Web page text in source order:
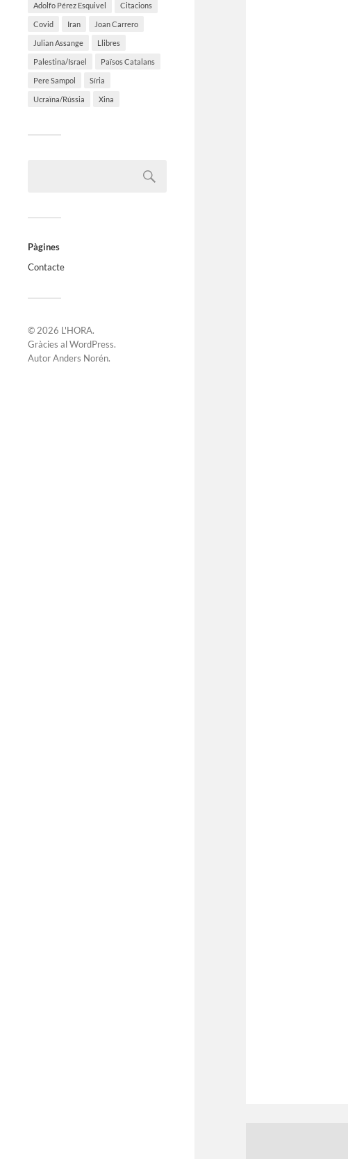
Adolfo Pérez Esquivel Citacions
Covid Iran Joan Carrero
Julian Assange Llibres
Palestina/Israel Països Catalans
Pere Sampol Síria
Ucraïna/Rússia Xina
Pàgines
Contacte
© 2026 L'HORA.
Gràcies alWordPress.
AutorAnders Norén.